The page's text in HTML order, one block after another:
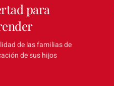
para
de las familias de
de sus hijos